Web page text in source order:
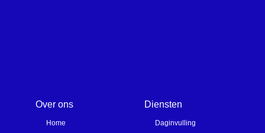
Over ons
Home
Diensten
Daginvulling